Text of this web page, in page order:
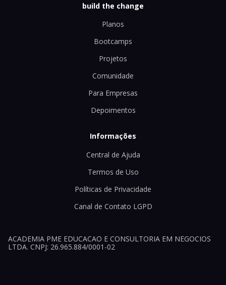
build the change
Planos
Bootcamps
Projetos
Comunidade
Para Empresas
Depoimentos
Informações
Central de Ajuda
Termos de Uso
Políticas de Privacidade
Canal de Contato LGPD
ACADEMIA PME EDUCACAO E CONSULTORIA EM NEGOCIOS
LTDA. CNPJ: 26.965.884/0001-02